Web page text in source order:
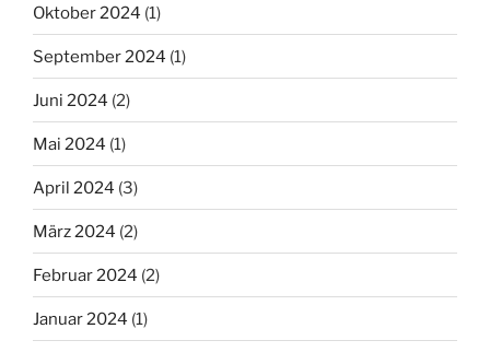
Oktober 2024 (1)
September 2024 (1)
Juni 2024 (2)
Mai 2024 (1)
April 2024 (3)
März 2024 (2)
Februar 2024 (2)
Januar 2024 (1)